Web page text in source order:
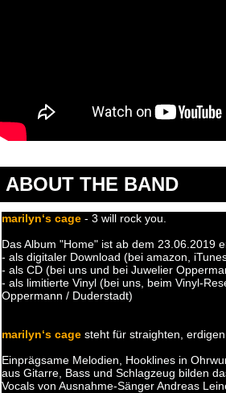
ABOUT THE BAND
marilyn‘s cage - 3 will rock you.
Das Album "Home" ist ab dem 23.06.2019
- als digitaler Download (bei amazon,
- als CD (bei uns und bei Juwelier
- als limitierte Vinyl (bei uns, beim Vinyl-
Oppermann / Duderstadt)
marilyn‘s cage steht für straighten, erdigen
Einprägsame Melodien, Hooklines in
aus Gitarre, Bass und Schlagzeug bilden
Vocals von Ausnahme-Sänger Andreas